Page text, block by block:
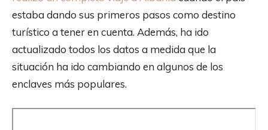
estaba dando sus primeros pasos como destino
turístico a tener en cuenta. Además, ha ido
actualizado todos los datos a medida que la
situación ha ido cambiando en algunos de los
enclaves más populares.